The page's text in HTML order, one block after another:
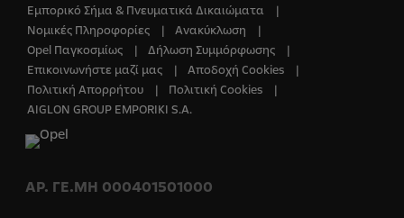
Εμπορικό Σήμα & Πνευματικά Δικαιώματα
Νομικές Πληροφορίες
Ανακύκλωση
Opel Παγκοσμίως
Δήλωση Συμμόρφωσης
Επικοινωνήστε μαζί μας
Αποδοχή Cookies
Πολιτική Απορρήτου
Πολιτική Cookies
AIGLON GROUP EMPORIKI S.A.
ΑΡ. ΓΕ.ΜΗ 000401501000